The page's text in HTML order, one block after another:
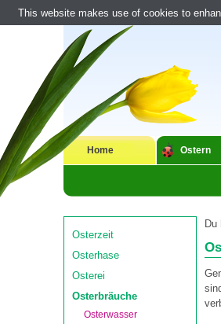
Home Ostern
Osterzeit
Osterhase
Osterei
Osterbräuche
Osterwasser
Du
This website makes use of cookies to